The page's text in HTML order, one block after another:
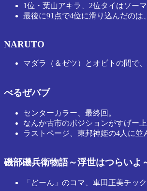
1位・葉山アキラ、2位タイはソー
最後に91点で4位に滑り込んだのは
NARUTO
マダラ（＆ゼツ）とオビトの間で
べるぜバブ
センターカラー、最終回。
なんか古市のポジションがすげー
ラストページ、東邦神姫の4人に並
磯部磯兵衛物語～浮世はつらいよ
「どーん」のコマ、車田正美チッ